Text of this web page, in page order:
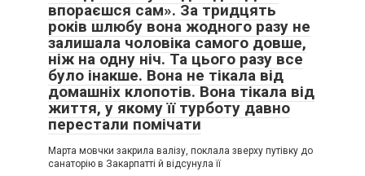
впораєшся сам». За тридцять
років шлюбу вона жодного разу не
залишала чоловіка самого довше,
ніж на одну ніч. Та цього разу все
було інакше. Вона не тікала від
домашніх клопотів. Вона тікала від
життя, у якому її турботу давно
перестали помічати
Марта мовчки закрила валізу, поклала зверху путівку до
санаторію в Закарпатті й відсунула її